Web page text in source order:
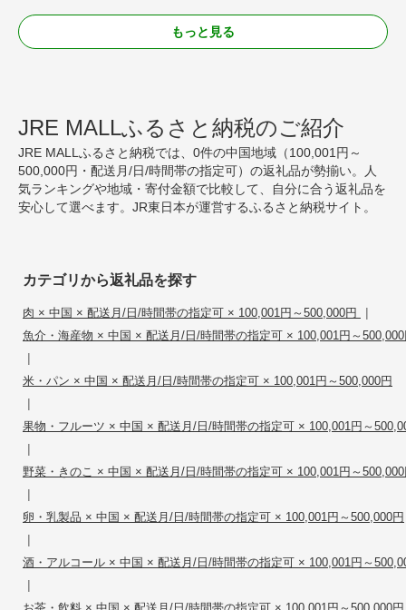
もっと見る
JRE MALLふるさと納税のご紹介
JRE MALLふるさと納税では、0件の中国地域（100,001円～
500,000円・配送月/日/時間帯の指定可）の返礼品が勢揃い。人
気ランキングや地域・寄付金額で比較して、自分に合う返礼品を
安心して選べます。JR東日本が運営するふるさと納税サイト。
カテゴリから返礼品を探す
肉 × 中国 × 配送月/日/時間帯の指定可 × 100,001円～500,000円 |
魚介・海産物 × 中国 × 配送月/日/時間帯の指定可 × 100,001円～
|
米・パン × 中国 × 配送月/日/時間帯の指定可 × 100,001円～500,000円
|
果物・フルーツ × 中国 × 配送月/日/時間帯の指定可 × 100,001円～
|
野菜・きのこ × 中国 × 配送月/日/時間帯の指定可 × 100,001円～
|
卵・乳製品 × 中国 × 配送月/日/時間帯の指定可 × 100,001円～500,000円
|
酒・アルコール × 中国 × 配送月/日/時間帯の指定可 × 100,001円～
|